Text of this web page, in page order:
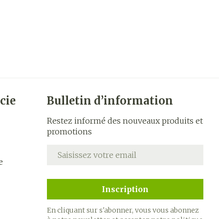
Bulletin d’information
Restez informé des nouveaux produits et
promotions
Adresse mail
Inscription
En cliquant sur s'abonner, vous vous abonnez